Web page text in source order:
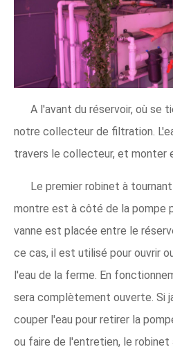
A l'avant du réservoir, où se
notre collecteur de filtration.
travers le collecteur, et monter
Le premier robinet à
montre est à côté de la pompe
vanne est placée entre le
ce cas, il est utilisé pour ouvrir
l'eau de la ferme. En
sera complètement ouverte. Si
couper l'eau pour retirer la
ou faire de l'entretien, le robinet